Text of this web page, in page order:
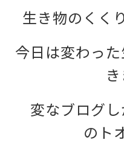
生き物のくく
今日は変わっ
き
変なブログし
のト